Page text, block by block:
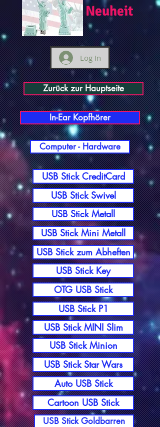
Neuheit
Log In
Zurück zur Hauptseite
In-Ear Kopfhörer
Computer - Hardware
USB Stick CreditCard
USB Stick Swivel
USB Stick Metall
USB Stick Mini Metall
USB Stick zum Abheften
USB Stick Key
OTG USB Stick
USB Stick P1
USB Stick MINI Slim
USB Stick Minion
USB Stick Star Wars
Auto USB Stick
Cartoon USB Stick
USB Stick Goldbarren